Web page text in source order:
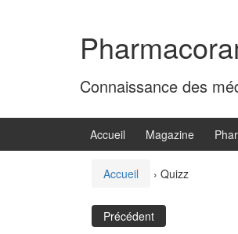
Connaissance des
Accueil Magazine
Accueil › Quizz
Précédent